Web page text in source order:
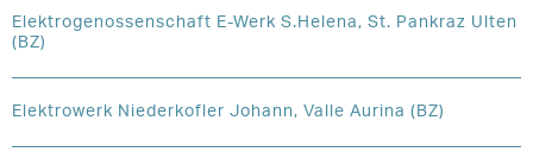
Elektrogenossenschaft E-Werk S.Helena, St. Pankraz Ulten
(BZ)
Elektrowerk Niederkofler Johann, Valle Aurina (BZ)